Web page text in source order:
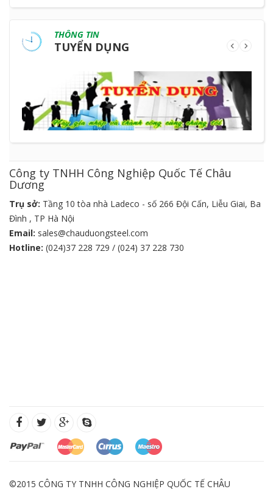
THÔNG TIN
TUYỂN DỤNG
Công ty TNHH Công Nghiệp Quốc Tế Châu
Dương
Trụ sở: Tầng 10 tòa nhà Ladeco - số 266 Đội Cấn, Liễu Giai, Ba
Đình , TP Hà Nội
Email: sales@chauduongsteel.com
Hotline: (024)37 228 729 / (024) 37 228 730
©2015 CÔNG TY TNHH CÔNG NGHIỆP QUỐC TẾ CHÂU